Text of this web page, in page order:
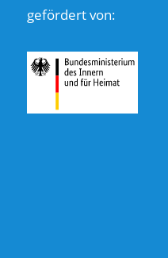
gefördert von: